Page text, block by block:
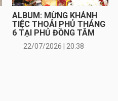
ALBUM: MỪNG KHÁNH
TIỆC THOẢI PHỦ THÁNG
6 TẠI PHỦ ĐỒNG TÂM
22/07/2026 | 20:38